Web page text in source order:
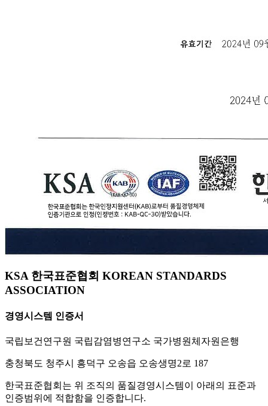
KSA 한국표준협회 KOREAN STANDARDS
ASSOCIATION
경영시스템 인증서
국립보건연구원 국립감염병연구소 국가병원체자원은행
충청북도 청주시 흥덕구 오송읍 오송생명2로 187
한국표준협회는 위 조직의 품질경영시스템이 아래의 표준과
인증범위에 적합함을 인증합니다.